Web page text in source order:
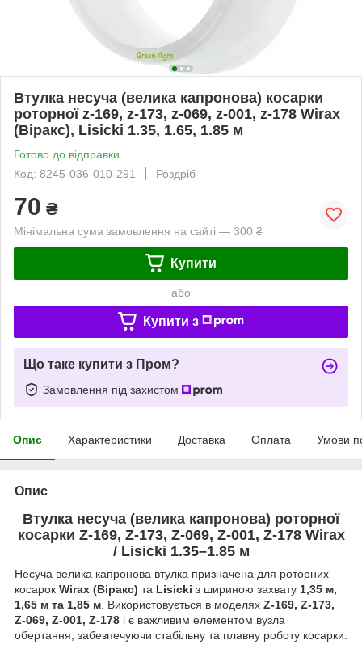
Втулка несуча (велика капронова) косарки
роторної z-169, z-173, z-069, z-001, z-178 Wirax
(Віракс), Lisicki 1.35, 1.65, 1.85 м
Готово до відправки
Код: 8245-036-010-291
Роздріб
70 ₴
Мінімальна сума замовлення на сайті — 300 ₴
Купити
або
Купити з
Що таке купити з Пром?
Замовлення під захистом
Опис Характеристики Доставка Оплата Умови
Опис
Втулка несуча (велика капронова) роторної
косарки Z-169, Z-173, Z-069, Z-001, Z-178 Wirax
/ Lisicki 1.35–1.85 м
Несуча велика капронова втулка призначена для роторних
косарок Wirax (Віракс) та Lisicki з шириною захвату 1,35 м,
1,65 м та 1,85 м . Використовується в моделях Z-169, Z-173,
Z-069, Z-001, Z-178 і є важливим елементом вузла
обертання, забезпечуючи стабільну та плавну роботу косарки.